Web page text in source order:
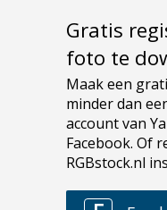
Gratis
foto te